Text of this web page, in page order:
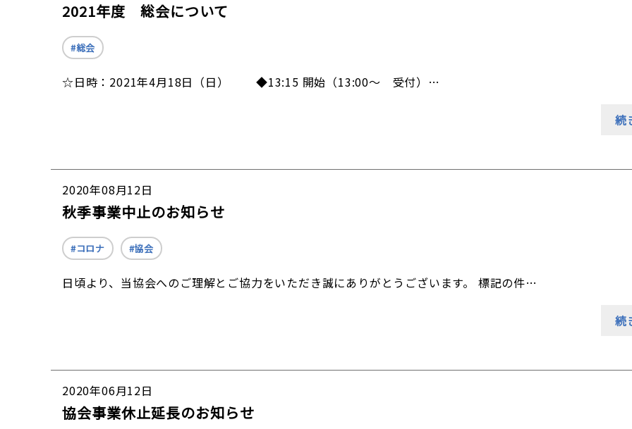
2021年度 総会について
総会
☆日時：2021年4月18日（日） ◆13:15 開始（13:00～ 受付）…
続
2020年08月12日
秋季事業中止のお知らせ
コロナ 協会
日頃より、当協会へのご理解とご協力をいただき誠にありがとうございます。 標記の件…
続
2020年06月12日
協会事業休止延長のお知らせ